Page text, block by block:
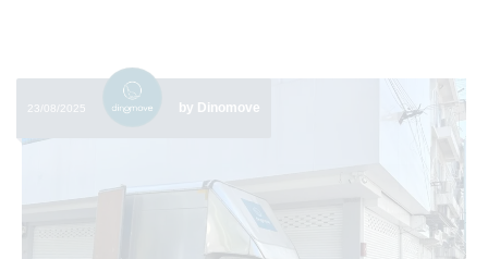
23/08/2025 by Dinomove